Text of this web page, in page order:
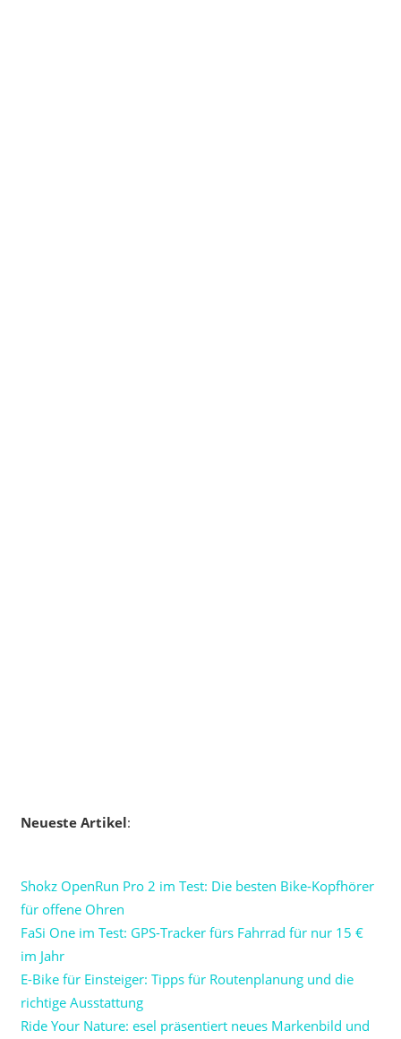
Neueste Artikel:
Shokz OpenRun Pro 2 im Test: Die besten Bike-Kopfhörer
für offene Ohren
FaSi One im Test: GPS-Tracker fürs Fahrrad für nur 15 €
im Jahr
E-Bike für Einsteiger: Tipps für Routenplanung und die
richtige Ausstattung
Ride Your Nature: esel präsentiert neues Markenbild und